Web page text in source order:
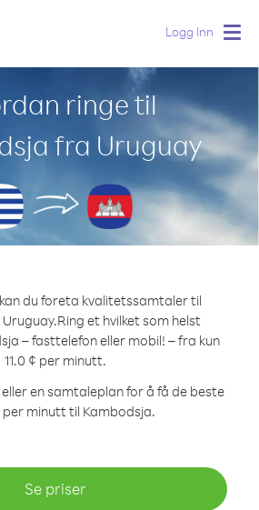
Logg Inn
ringe til
fra Uruguay
du foreta kvalitetssamtaler til
Ring et hvilket som helst
– fasttelefon eller mobil! – fra kun
11.0 ¢ per minutt.
en samtaleplan for å få de beste
per minutt til Kambodsja.
Se priser